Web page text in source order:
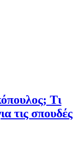
Τι
τις σπουδές